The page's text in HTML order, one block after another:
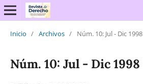
Inicio / Archivos / Núm. 10: Jul - Dic 1998
Núm. 10: Jul - Dic 1998